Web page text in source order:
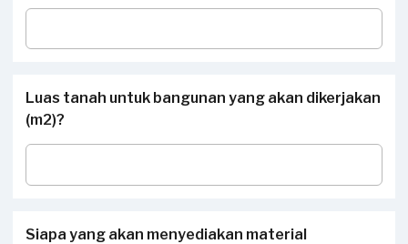
Luas tanah untuk bangunan yang akan dikerjakan
(m2)?
Siapa yang akan menyediakan material